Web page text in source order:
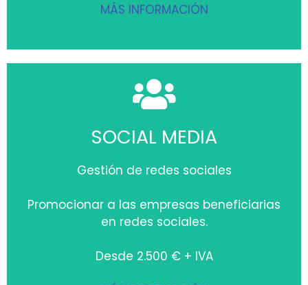
MÁS INFORMACIÓN
SOCIAL MEDIA
Gestión de redes sociales
Promocionar a las empresas beneficiarias
en redes sociales.
Desde 2.500 € + IVA